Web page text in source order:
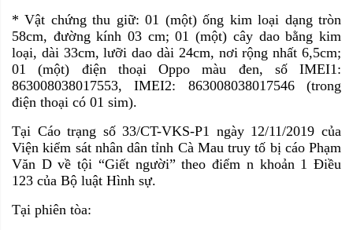
* Vật chứng thu giữ: 01 (một) ống kim loại dạng tròn
58cm, đường kính 03 cm; 01 (một) cây dao bằng kim
loại, dài 33cm, lưỡi dao dài 24cm, nơi rộng nhất 6,5cm;
01 (một) điện thoại Oppo màu đen, số IMEI1:
863008038017553, IMEI2: 863008038017546 (trong
điện thoại có 01 sim).
Tại Cáo trạng số 33/CT-VKS-P1 ngày 12/11/2019 của
Viện kiểm sát nhân dân tỉnh Cà Mau truy tố bị cáo Phạm
Văn D về tội “Giết người” theo điểm n khoản 1 Điều
123 của Bộ luật Hình sự.
Tại phiên tòa: